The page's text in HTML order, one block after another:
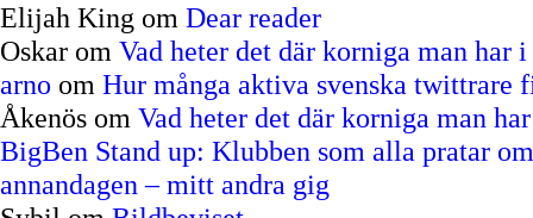
Elijah King om Dear reader
Oskar om Vad heter det där korniga man har
arno om Hur många aktiva svenska twittrare
Åkenös om Vad heter det där korniga man
BigBen Stand up: Klubben som alla pratar
annandagen – mitt andra gig